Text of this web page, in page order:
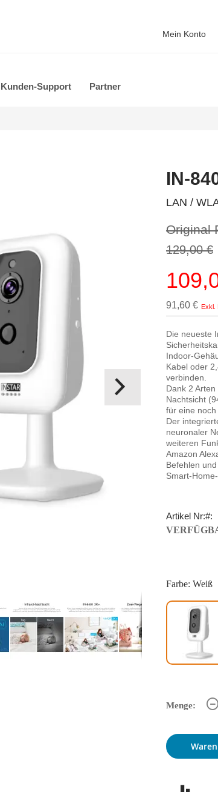
Mein Konto
Kunden-Support Partner
IN-
LAN /
Original
129,00 €
91,60 €
Die neueste
Indoor-
Kabel oder
verbinden.
Dank 2
Nachtsicht
für eine
Der
neuronaler
weiteren
Amazon
Befehlen
Smart-
Artikel Nr:
Farbe: Weiß
Menge: